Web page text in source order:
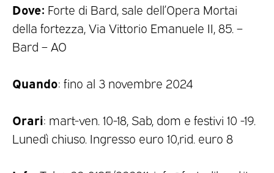
Dove: Forte di Bard, sale dell’Opera Mortai
della fortezza, Via Vittorio Emanuele II, 85. –
Bard – AO
Quando: fino al 3 novembre 2024
Orari: mart-ven. 10-18, Sab, dom e festivi 10 -19.
Lunedì chiuso. Ingresso euro 10,rid. euro 8